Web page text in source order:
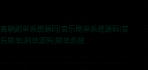
高端刷单系统源码|音乐刷单系统源码|音
乐刷单|刷单源码|刷单系统